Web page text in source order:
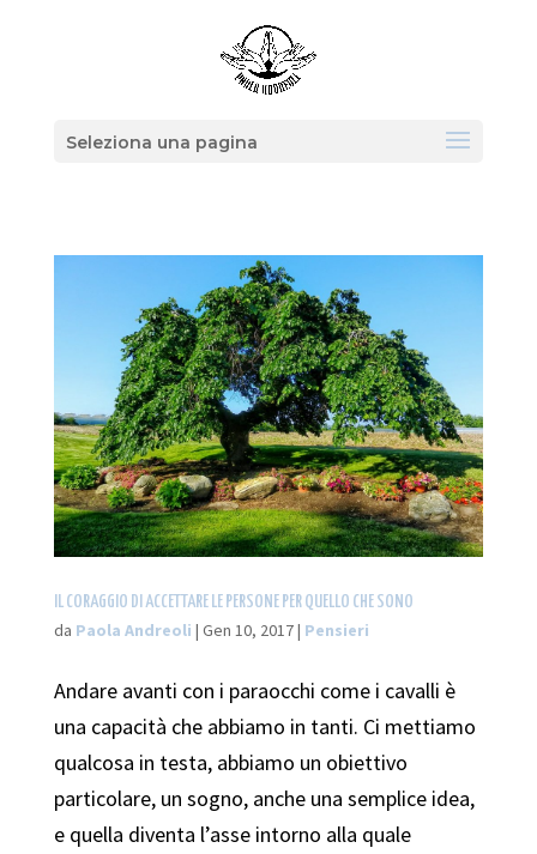
Seleziona una pagina
IL CORAGGIO DI ACCETTARE LE PERSONE PER QUELLO CHE SONO
da Paola Andreoli | Gen 10, 2017| Pensieri
Andare avanti con i paraocchi come i cavalli è
una capacità che abbiamo in tanti. Ci mettiamo
qualcosa in testa, abbiamo un obiettivo
particolare, un sogno, anche una semplice idea,
e quella diventa l’asse intorno alla quale